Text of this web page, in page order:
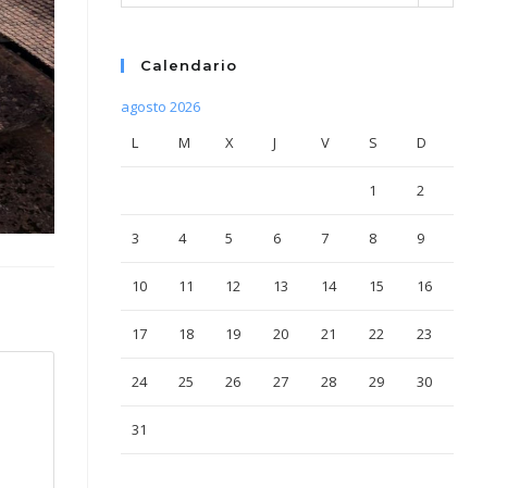
Calendario
agosto 2026
L
M X J V S D
1 2
3 4 5 6 7 8 9
10 11 12 13 14 15 16
17 18 19 20 21 22 23
24 25 26 27 28 29 30
31